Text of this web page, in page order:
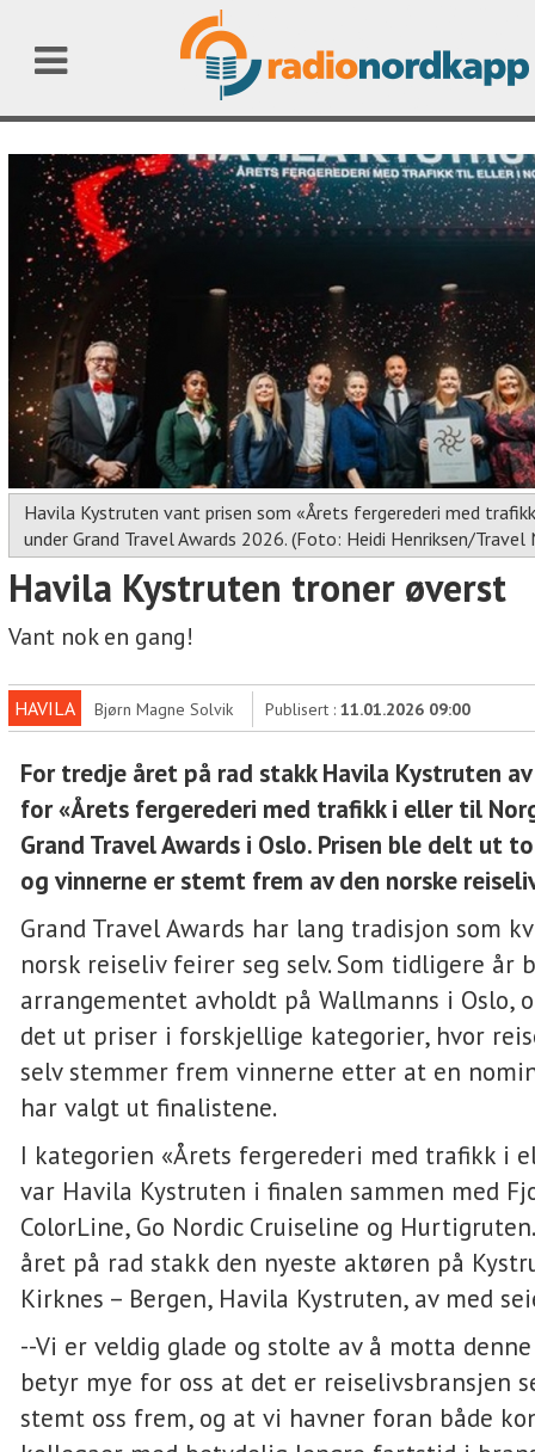
Havila Kystruten vant prisen som «Årets fergerederi med
under Grand Travel Awards 2026. (Foto: Heidi Henriksen/Travel
Havila Kystruten troner øverst
Vant nok en gang!
HAVILA Bjørn Magne Solvik Publisert : 11.01.2026 09:00
For tredje året på rad stakk Havila Kystruten
for «Årets fergerederi med trafikk i eller til
Grand Travel Awards i Oslo. Prisen ble delt ut
og vinnerne er stemt frem av den norske
Grand Travel Awards har lang tradisjon som
norsk reiseliv feirer seg selv. Som tidligere år
arrangementet avholdt på Wallmanns i Oslo,
det ut priser i forskjellige kategorier, hvor
selv stemmer frem vinnerne etter at en
har valgt ut finalistene.
I kategorien «Årets fergerederi med trafikk i
var Havila Kystruten i finalen sammen med
ColorLine, Go Nordic Cruiseline og
året på rad stakk den nyeste aktøren på
Kirknes – Bergen, Havila Kystruten, av med
--Vi er veldig glade og stolte av å motta
betyr mye for oss at det er reiselivsbransjen
stemt oss frem, og at vi havner foran både